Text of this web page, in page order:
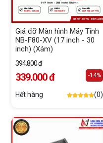
Giá đỡ Màn hình Máy Tính
NB-F80-XV (17 inch - 30
inch) (Xám)
394.800 đ
339.000 đ -14%
Hết hàng (0)